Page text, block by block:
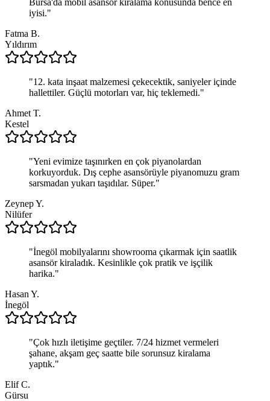
iyisi."
Fatma B.
Yıldırım
"12. kata inşaat malzemesi çekecektik, saniyeler içinde
hallettiler. Güçlü motorları var, hiç teklemedi."
Ahmet T.
Kestel
"Yeni evimize taşınırken en çok piyanolardan
korkuyorduk. Dış cephe asansörüyle piyanomuzu gram
sarsmadan yukarı taşıdılar. Süper."
Zeynep Y.
Nilüfer
"İnegöl mobilyalarını showrooma çıkarmak için saatlik
asansör kiraladık. Kesinlikle çok pratik ve işçilik
harika."
Hasan Y.
İnegöl
"Çok hızlı iletişime geçtiler. 7/24 hizmet vermeleri
şahane, akşam geç saatte bile sorunsuz kiralama
yaptık."
Elif C.
Gürsu